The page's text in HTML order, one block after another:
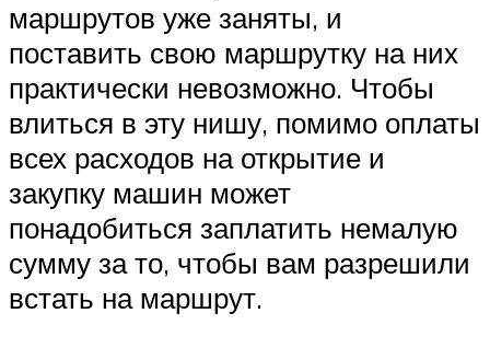
маршрутов уже заняты, и
поставить свою маршрутку на них
практически невозможно. Чтобы
влиться в эту нишу, помимо оплаты
всех расходов на открытие и
закупку машин может
понадобиться заплатить немалую
сумму за то, чтобы вам разрешили
встать на маршрут.